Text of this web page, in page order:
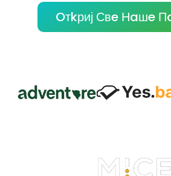
Oтkриј Свe Нaшe